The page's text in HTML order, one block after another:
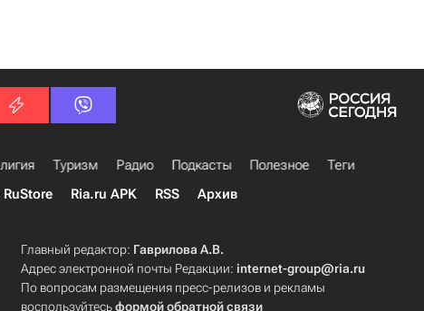
Туризм Радио Подкасты Полезное
Теги
RuStore Ria.ru APK RSS Архив
Главный редактор: Гаврилова А.В.
Адрес электронной почты Редакции:internet-group@ria.ru
По вопросам размещения пресс-релизов и рекламы
воспользуйтесьформой обратной связи